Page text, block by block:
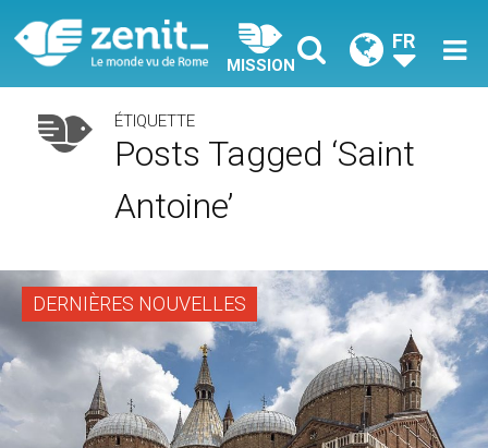
MISSION
FR
ÉTIQUETTE
Posts Tagged ‘saint
Antoine’
DERNIÈRES NOUVELLES